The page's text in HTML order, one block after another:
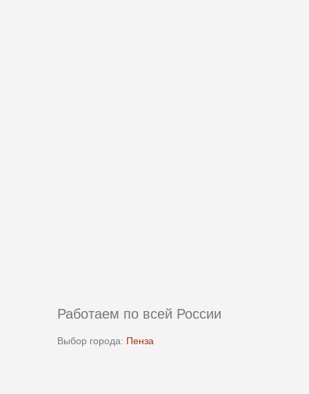
Работаем по всей России
Выбор города: Пенза